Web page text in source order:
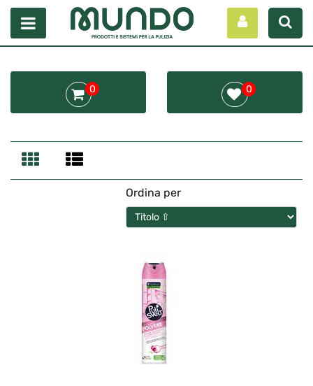
Open menu
0 0
Ordina per